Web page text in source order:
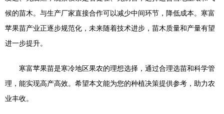
候的苗木。与生产厂家直接合作可以减少中间环节，降低成本。寒富
苹果苗产业正逐步规范化，未来随着技术进步，苗木质量和产量有望
进一步提升。
寒富苹果苗是寒冷地区果农的理想选择，通过合理选苗和科学管
理，能实现高产高效。希望本文能为您的种植决策提供参考，助力农
业丰收。